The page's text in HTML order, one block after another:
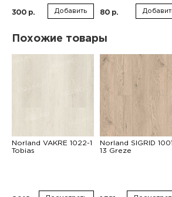
300 р. Добавить 80 р.
Похожие товары
Norland VAKRE 1022-1
Tobias
Norland SIGRID
13 Greze